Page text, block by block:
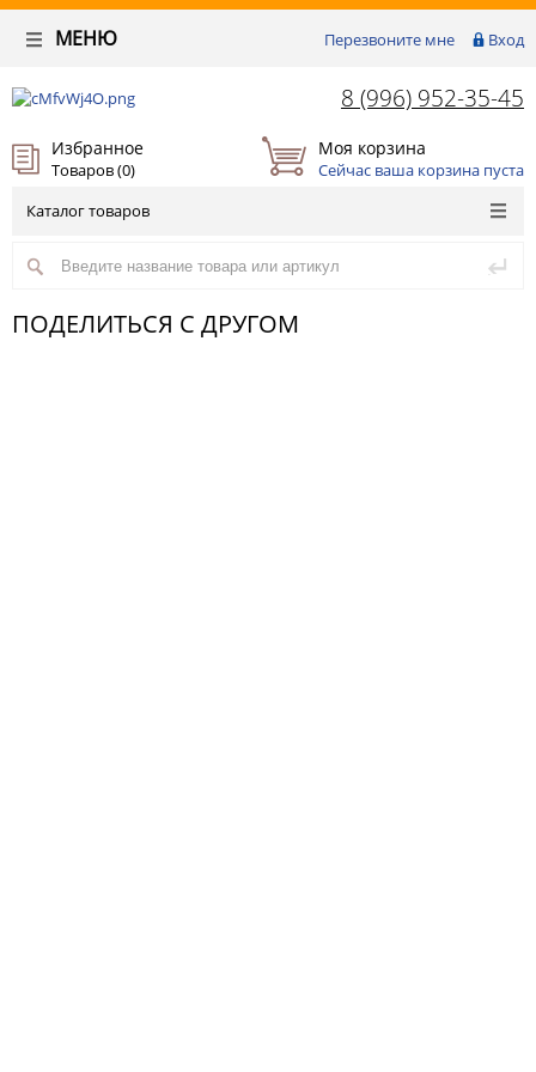
Перезвоните мне Вход
МЕНЮ
8 (996) 952-35-45
Избранное
Товаров (0)
Моя корзина
Сейчас ваша корзина пуста
Каталог товаров
ПОДЕЛИТЬСЯ С ДРУГОМ